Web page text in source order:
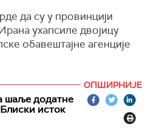
да су у провинцији
ухапсиле двојицу
обавештајне агенције
пренела иранска
наводи се да су
припадника Мосада
експлозиве и
ОПШИРНИЈЕ
шаље додатне
исток